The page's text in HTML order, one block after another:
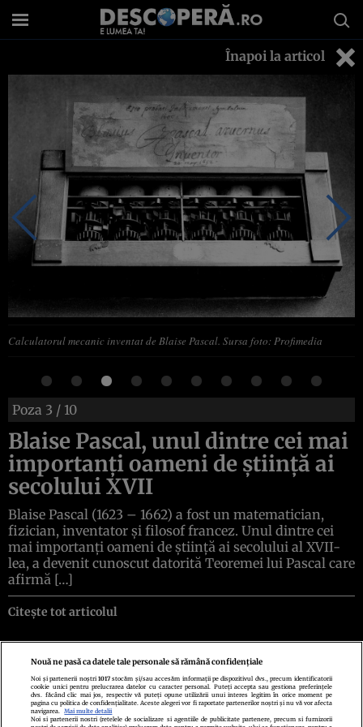
Înapoi la articol
Calculatorul mecanic inventat de Blaise Pascal. Sursa foto: Profimedia
Poza 3 / 10
Blaise Pascal, unul dintre cei mai
importanți oameni de știință ai
secolului XVII
Blaise Pascal (1623 – 1662) a fost un matematician,
fizician, inventator și filosof francez. Unul dintre cei
mai importanți oameni de știință ai secolului al XVII-
lea, a devenit cunoscut datorită Teoremei lui Pascal care
afirmă […]
Citește tot articolul
Politica de confidenţialitatePolitica de cookiesTermeni şi condiţii
Echipa redacționalăContactSetări Cookies
Nouă ne pasă ca datele tale personale să rămână confidențiale
Noi și partenerii noștri1017 stocăm și/sau accesăm informații pe dispozitivul dvs., precum identificatorii
cookie unici pentru prelucrarea datelor cu caracter personal. Puteți accepta sau gestiona preferințele
dvs. făcând clic mai jos, respectiv vă puteți opune utilizării unui interes legitim în orice moment pe
pagina cu politica de confidențialitate. Aceste alegeri vor fi raportate partenerilor noștri și nu vă vor afecta
navigarea.
Mai multe detalii
Noi si partenerii nostri (retelele de socializare si agentiile de publicitate partenere, precum si furnizorii